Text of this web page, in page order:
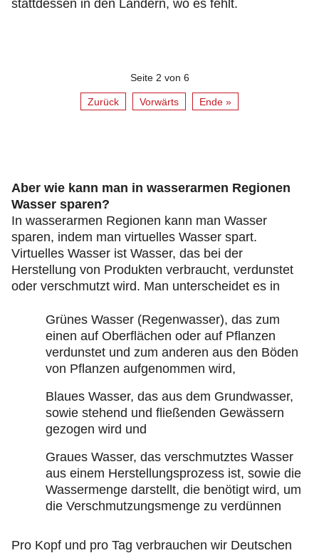
stattdessen in den Ländern, wo es fehlt.
Seite 2 von 6
Zurück Vorwärts Ende »
Aber wie kann man in wasserarmen Regionen
Wasser sparen?
In wasserarmen Regionen kann man Wasser
sparen, indem man virtuelles Wasser spart.
Virtuelles Wasser ist Wasser, das bei der
Herstellung von Produkten verbraucht, verdunstet
oder verschmutzt wird. Man unterscheidet es in
Grünes Wasser (Regenwasser), das zum
einen auf Oberflächen oder auf Pflanzen
verdunstet und zum anderen aus den Böden
von Pflanzen aufgenommen wird,
Blaues Wasser, das aus dem Grundwasser,
sowie stehend und fließenden Gewässern
gezogen wird und
Graues Wasser, das verschmutztes Wasser
aus einem Herstellungsprozess ist, sowie die
Wassermenge darstellt, die benötigt wird, um
die Verschmutzungsmenge zu verdünnen
Pro Kopf und pro Tag verbrauchen wir Deutschen